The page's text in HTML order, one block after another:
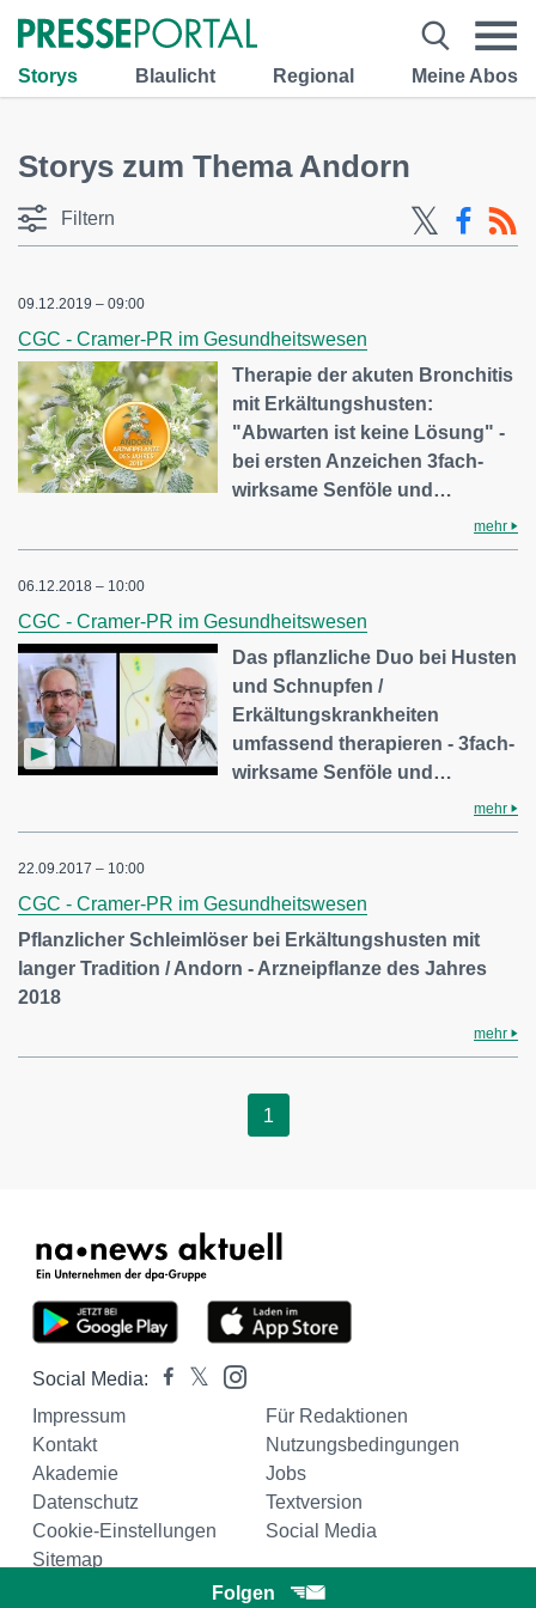
Storys Blaulicht Regional Meine Abos
Storys zum Thema Andorn
Folgen
Filtern
09.12.2019 – 09:00
CGC - Cramer-PR im Gesundheitswesen
Therapie der akuten Bronchitis
mit Erkältungshusten:
"Abwarten ist keine Lösung" -
bei ersten Anzeichen 3fach-
wirksame Senföle und…
mehr
06.12.2018 – 10:00
CGC - Cramer-PR im Gesundheitswesen
Das pflanzliche Duo bei Husten
und Schnupfen /
Erkältungskrankheiten
umfassend therapieren - 3fach-
wirksame Senföle und…
mehr
22.09.2017 – 10:00
CGC - Cramer-PR im Gesundheitswesen
Pflanzlicher Schleimlöser bei Erkältungshusten mit
langer Tradition / Andorn - Arzneipflanze des Jahres
2018
mehr
1
Social Media:
Impressum
Für Redaktionen
Kontakt
Nutzungsbedingungen
Akademie
Jobs
Datenschutz
Textversion
Cookie-Einstellungen
Social Media
Sitemap